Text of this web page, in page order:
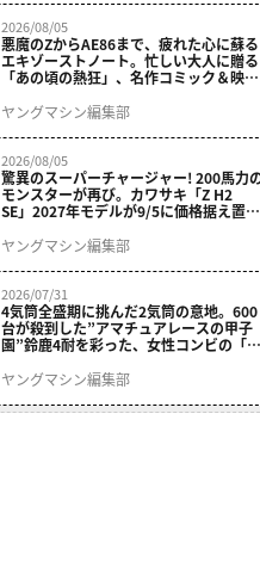
2026/08/05
悪魔のZからAE86まで、疲れた心に蘇る
エキゾーストノート。忙しい大人に贈る
「あの頃の熱狂」、名作コミック＆映画
結！
ヤングマシン編集部
2026/08/05
驚異のスーパーチャージャー! 200馬力
モンスターが再び。カワサキ「Z H2
SE」2027年モデルが9/5に価格据え置き
ヤングマシン編集部
2026/07/31
4気筒全盛期に挑んだ2気筒の意地。600
台が殺到した”アマチュアレースの甲子
園”鈴鹿4耐を彩った、女性コンビの「ス
ヤングマシン編集部